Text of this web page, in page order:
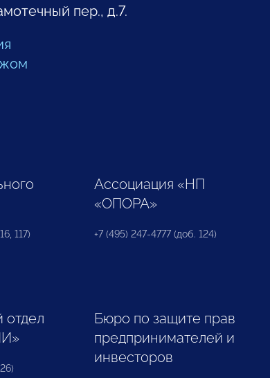
пер., д.7.
117)
Ассоциация «НП
«ОПОРА»
+7 (495) 247-4777 (доб. 124)
Бюро по защите прав
предпринимателей и
инвесторов